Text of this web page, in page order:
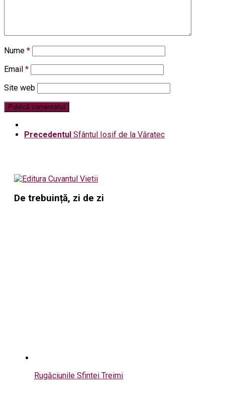
Nume *
Email *
Site web
Precedentul Sfântul Iosif de la Văratec
De trebuință, zi de zi
Rugăciunile Sfintei Treimi